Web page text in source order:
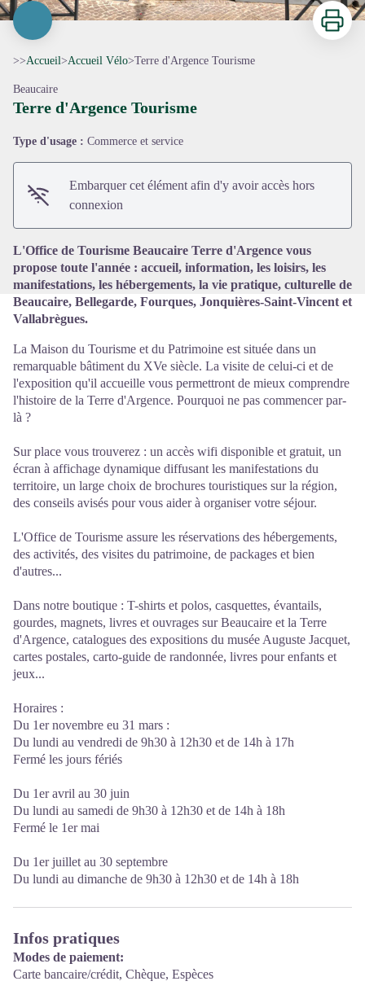
Voir l'image en plein écran
Imprimer
>>Accueil>Accueil Vélo>Terre d'Argence Tourisme
Beaucaire
Terre d'Argence Tourisme
Type d'usage : Commerce et service
Embarquer cet élément afin d'y avoir accès hors
connexion
L'Office de Tourisme Beaucaire Terre d'Argence vous
propose toute l'année : accueil, information, les loisirs, les
manifestations, les hébergements, la vie pratique, culturelle de
Beaucaire, Bellegarde, Fourques, Jonquières-Saint-Vincent et
Vallabrègues.
La Maison du Tourisme et du Patrimoine est située dans un
remarquable bâtiment du XVe siècle. La visite de celui-ci et de
l'exposition qu'il accueille vous permettront de mieux comprendre
l'histoire de la Terre d'Argence. Pourquoi ne pas commencer par-
là ?
Sur place vous trouverez : un accès wifi disponible et gratuit, un
écran à affichage dynamique diffusant les manifestations du
territoire, un large choix de brochures touristiques sur la région,
des conseils avisés pour vous aider à organiser votre séjour.
L'Office de Tourisme assure les réservations des hébergements,
des activités, des visites du patrimoine, de packages et bien
d'autres...
Dans notre boutique : T-shirts et polos, casquettes, évantails,
gourdes, magnets, livres et ouvrages sur Beaucaire et la Terre
d'Argence, catalogues des expositions du musée Auguste Jacquet,
cartes postales, carto-guide de randonnée, livres pour enfants et
jeux...
Horaires :
Du 1er novembre eu 31 mars :
Du lundi au vendredi de 9h30 à 12h30 et de 14h à 17h
Fermé les jours fériés
Du 1er avril au 30 juin
Du lundi au samedi de 9h30 à 12h30 et de 14h à 18h
Fermé le 1er mai
Du 1er juillet au 30 septembre
Du lundi au dimanche de 9h30 à 12h30 et de 14h à 18h
Infos pratiques
Modes de paiement:
Carte bancaire/crédit, Chèque, Espèces